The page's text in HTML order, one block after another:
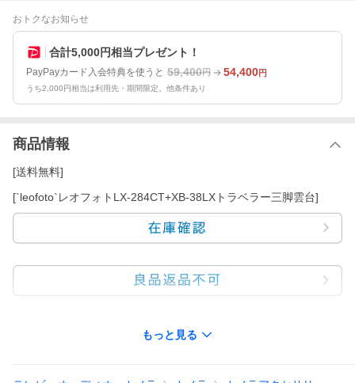
おトクなお知らせ
合計5,000円相当プレゼント！
PayPayカード入会特典を使うと 59,400円 54,400円
うち2,000円相当は利用先・期間限定。他条件あり
商品情報
[送料無料]
[`leofoto`レオフォトLX-284CT+XB-38LXトラベラー三脚雲台]
■CNC削り出し10層カーボンファイバーチューブを使用
もっと見る